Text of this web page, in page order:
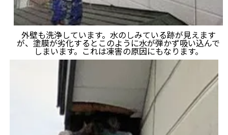
外壁も洗浄しています。水のしみている跡が見えます
が、塗膜が劣化するとこのように水が弾かず吸い込んで
しまいます。これは凍害の原因にもなります。